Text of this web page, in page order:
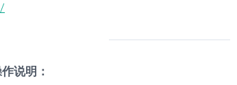
说明：